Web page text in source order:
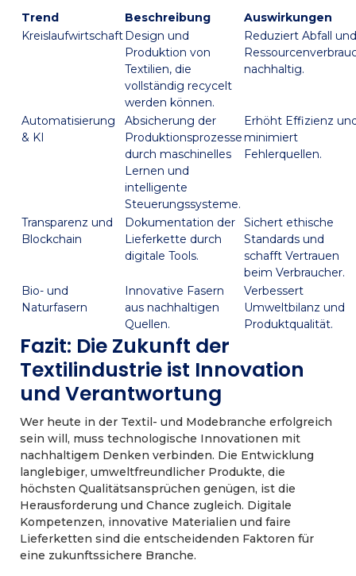
Trend Beschreibung
Auswirkungen
KreislaufwirtschaftDesign und
Produktion von
Textilien, die
vollständig recycelt
werden können.
Reduziert Abfall und
nachhaltig.
Automatisierung
& KI
Absicherung der
Produktionsprozesse
durch maschinelles
Lernen und
intelligente
Steuerungssysteme.
Erhöht Effizienz
minimiert
Fehlerquellen.
Transparenz und
Blockchain
Dokumentation der
Lieferkette durch
digitale Tools.
Sichert ethische
Standards und
schafft Vertrauen
beim Verbraucher.
Bio- und
Naturfasern
Innovative Fasern
aus nachhaltigen
Quellen.
Verbessert
Umweltbilanz und
Produktqualität.
Fazit: Die Zukunft der
Textilindustrie ist Innovation
und Verantwortung
Wer heute in der Textil- und Modebranche erfolgreich
sein will, muss technologische Innovationen mit
nachhaltigem Denken verbinden. Die Entwicklung
langlebiger, umweltfreundlicher Produkte, die
höchsten Qualitätsansprüchen genügen, ist die
Herausforderung und Chance zugleich. Digitale
Kompetenzen, innovative Materialien und faire
Lieferketten sind die entscheidenden Faktoren für
eine zukunftssichere Branche.